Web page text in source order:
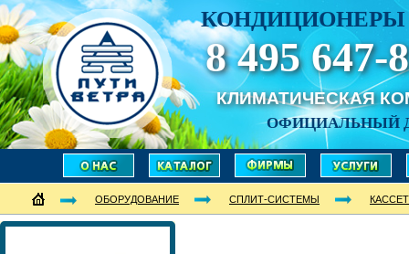
КОНДИЦИОНЕРЫ
8 495 647-
КЛИМАТИЧЕСКАЯ
ОФИЦИАЛЬНЫЙ
ОБОРУДОВАНИЕ СПЛИТ-СИСТЕМЫ